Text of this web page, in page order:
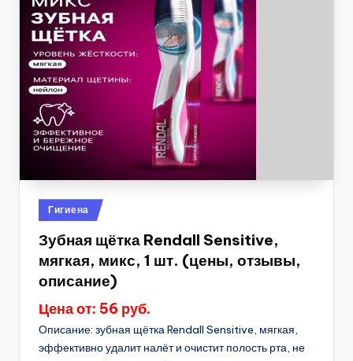
Опубликовано
в
Гигиена
Зубная щётка Rendall Sensitive,
мягкая, микс, 1 шт. (цены, отзывы,
описание)
Цена от: 56 руб.
Описание: зубная щётка Rendall Sensitive, мягкая,
эффективно удалит налёт и очистит полость рта, не